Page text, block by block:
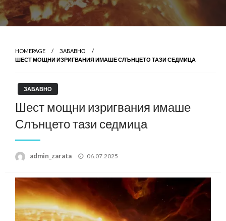
HOMEPAGE
ЗАБАВНО
ШЕСТ МОЩНИ ИЗРИГВАНИЯ ИМАШЕ СЛЪНЦЕТО ТАЗИ СЕДМИЦА
ЗАБАВНО
Шест мощни изригвания имаше
Слънцето тази седмица
admin_zarata
Posted
06.07.2025